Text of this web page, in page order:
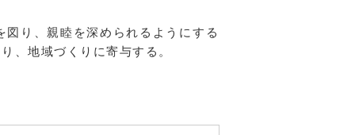
り、親睦を深められるようにする
、地域づくりに寄与する。